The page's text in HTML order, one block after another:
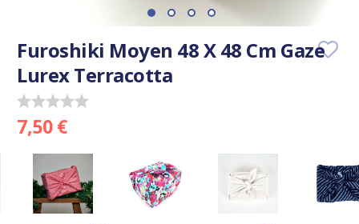
Furoshiki Moyen 48 X 48 Cm Gaze
Lurex Terracotta
7,50 €